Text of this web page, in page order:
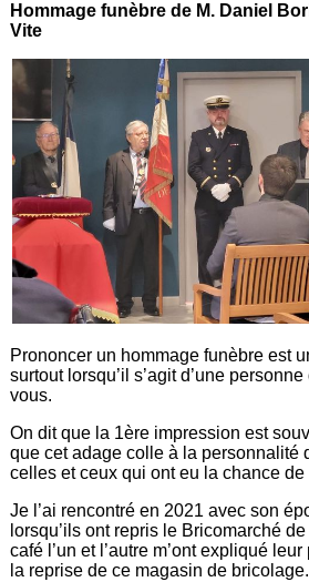
Hommage funèbre de M. Daniel
Vite
Prononcer un hommage funèbre est
surtout lorsqu’il s’agit d’une
vous.
On dit que la 1ère impression est
que cet adage colle à la personnalité
celles et ceux qui ont eu la chance de
Je l’ai rencontré en 2021 avec son
lorsqu’ils ont repris le Bricomarché
café l’un et l’autre m’ont expliqué
la reprise de ce magasin de bricolage.